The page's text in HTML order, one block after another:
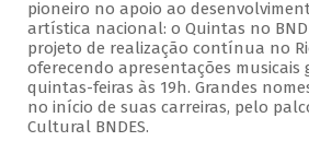
pioneiro no apoio ao
artística nacional: o Quintas no
projeto de realização contínua no
oferecendo apresentações musicais
quintas-feiras às 19h. Grandes
no início de suas carreiras, pelo
Cultural BNDES.